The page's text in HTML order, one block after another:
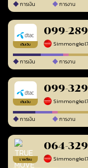
การเงิน การงาน
เติมเงิน
099-
การเงิน การงาน
เติมเงิน
099-
การเงิน การงาน
รายเดือน
064-